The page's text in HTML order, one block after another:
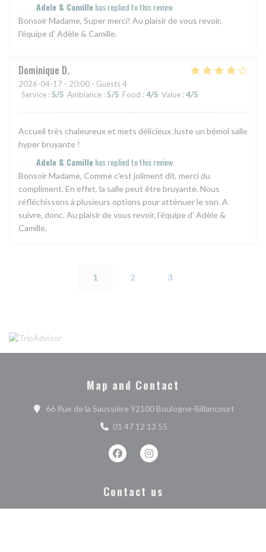
Adele & Camillehas replied to this review
Bonsoir Madame, Super merci! Au plaisir de vous revoir,
l'équipe d' Adèle & Camille.
Dominique D
2026-04-17 - 20:00 - Guests 4
Service : 5/5 Ambiance : 5/5 Food : 4/5 Value : 4/5
Accueil très chaleureux et mets délicieux Juste un bémol salle
hyper bruyante !
Adele & Camillehas replied to this review
Bonsoir Madame, Comme c'est joliment dit, merci du
compliment. En effet, la salle peut être bruyante. Nous
réfléchissons à plusieurs options pour atténuer le son. A
suivre, donc. Au plaisir de vous revoir, l'équipe d' Adèle &
Camille.
1 2 3
Map and Contact
66 Rue de la Saussière 92100 Boulogne-Billancourt((opens
01 47 12 13 55
Facebook ((opens in a new window))
Instagram ((opens in a new
Contact us